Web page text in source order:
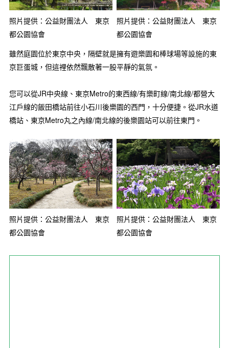
照片提供：公益財團法人 東京
都公園協會
照片提供：公益財團法人 東京
都公園協會
雖然庭園位於東京中央，隔壁就是擁有遊樂園和棒球場等設施的東
京巨蛋城，但這裡依然飄散著一股平靜的氣氛。
您可以從JR中央線、東京Metro的東西線/有樂町線/南北線/都營大
江戶線的飯田橋站前往小石川後樂園的西門，十分便捷。從JR水道
橋站、東京Metro丸之內線/南北線的後樂園站可以前往東門。
照片提供：公益財團法人 東京
都公園協會
照片提供：公益財團法人 東京
都公園協會